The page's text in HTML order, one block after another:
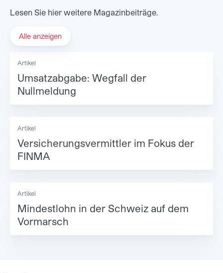
Lesen Sie hier weitere Magazinbeiträge.
Alle anzeigen
Artikel
Umsatzabgabe: Wegfall der
Nullmeldung
Artikel
Versicherungsvermittler im Fokus der
FINMA
Artikel
Mindestlohn in der Schweiz auf dem
Vormarsch